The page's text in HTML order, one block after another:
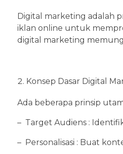
Digital marketing adalah
iklan online untuk
digital marketing
Konsep Dasar Digital
Ada beberapa prinsip
– Target Audiens :
– Personalisasi : Buat